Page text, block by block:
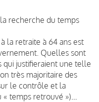
recherche du temps
la retraite à 64 ans est
Quelles sont
justifieraient une telle
très majoritaire des
le contrôle et la
temps retrouvé »)…